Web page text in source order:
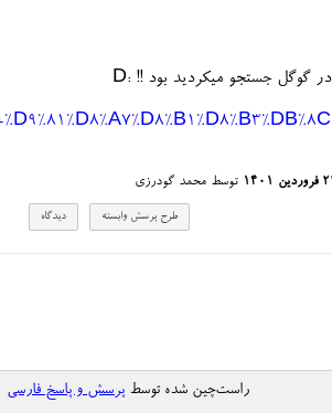
در گوگل جستجو میکردید بود !! :D
توسط محمد گودرزی
راست‌چین شده توسط پرسش و پاسخ فارسی